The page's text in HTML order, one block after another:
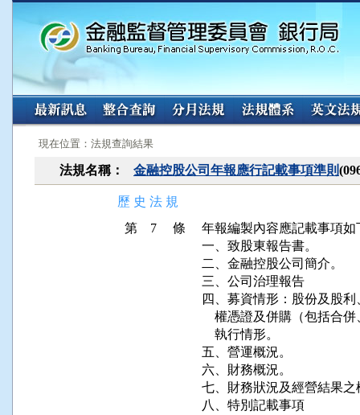
:::
現在位置：法規查詢結果
法規名稱： 金融控股公司年報應行記載事項準則
歷 史 法 規
第 7 條
年報編製內容應記載事項如
一、致股東報告書。
二、金融控股公司簡介。
三、公司治理報告
四、募資情形：股份及股
權憑證及併購（包括合
    執行情形。
五、營運概況。
六、財務概況。
七、財務狀況及經營結果
八、特別記載事項